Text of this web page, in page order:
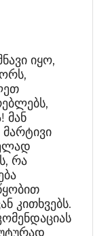
იყო,
მან
რა
კითხვებს.